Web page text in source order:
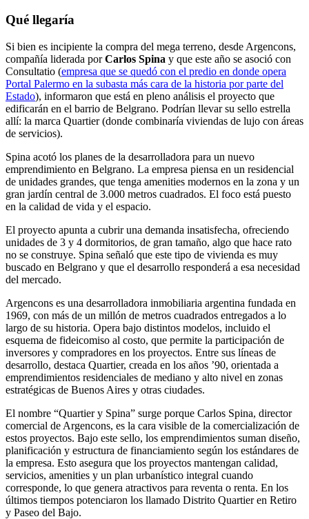
Qué llegaría
Si bien es incipiente la compra del mega terreno, desde Argencons,
compañía liderada porCarlos Spina y que este año se asoció con
Consultatio (empresa que se quedó con el predio en donde opera
Portal Palermo en la subasta más cara de la historia por parte del
Estado), informaron que está en pleno análisis el proyecto que
edificarán en el barrio de Belgrano. Podrían llevar su sello estrella
allí: la marca Quartier (donde combinaría viviendas de lujo con áreas
de servicios).
Spina acotó los planes de la desarrolladora para un nuevo
emprendimiento en Belgrano. La empresa piensa en un residencial
de unidades grandes, que tenga amenities modernos en la zona y un
gran jardín central de 3.000 metros cuadrados. El foco está puesto
en la calidad de vida y el espacio.
El proyecto apunta a cubrir una demanda insatisfecha, ofreciendo
unidades de 3 y 4 dormitorios, de gran tamaño, algo que hace rato
no se construye. Spina señaló que este tipo de vivienda es muy
buscado en Belgrano y que el desarrollo responderá a esa necesidad
del mercado.
Argencons es una desarrolladora inmobiliaria argentina fundada en
1969, con más de un millón de metros cuadrados entregados a lo
largo de su historia. Opera bajo distintos modelos, incluido el
esquema de fideicomiso al costo, que permite la participación de
inversores y compradores en los proyectos. Entre sus líneas de
desarrollo, destaca Quartier, creada en los años ’90, orientada a
emprendimientos residenciales de mediano y alto nivel en zonas
estratégicas de Buenos Aires y otras ciudades.
El nombre “Quartier y Spina” surge porque Carlos Spina, director
comercial de Argencons, es la cara visible de la comercialización de
estos proyectos. Bajo este sello, los emprendimientos suman diseño,
planificación y estructura de financiamiento según los estándares de
la empresa. Esto asegura que los proyectos mantengan calidad,
servicios, amenities y un plan urbanístico integral cuando
corresponde, lo que genera atractivos para reventa o renta. En los
últimos tiempos potenciaron los llamado Distrito Quartier en Retiro
y Paseo del Bajo.